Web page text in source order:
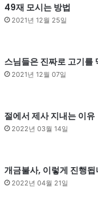
49재 모시는 방법
2021년 12월 25일
스님들은 진짜로 고기를
2021년 12월 07일
절에서 제사 지내는 이유
2022년 03월 14일
개금불사, 이렇게 진행됩
2022년 04월 21일